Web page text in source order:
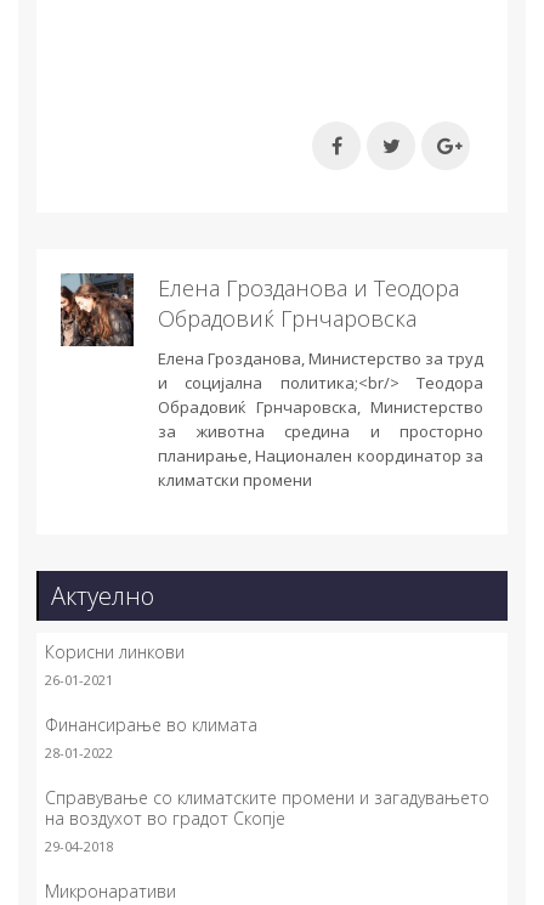
Елена Грозданова и Теодора
Обрадовиќ Грнчаровска
Елена Грозданова, Министерство за труд
и социјална политика;<br/> Теодора
Обрадовиќ Грнчаровска, Министерство
за животна средина и просторно
планирање, Национален координатор за
климатски промени
Актуелно
Корисни линкови
26-01-2021
Финансирање во климата
28-01-2022
Справување со климатските промени и загадувањето
на воздухот во градот Скопје
29-04-2018
Микронаративи